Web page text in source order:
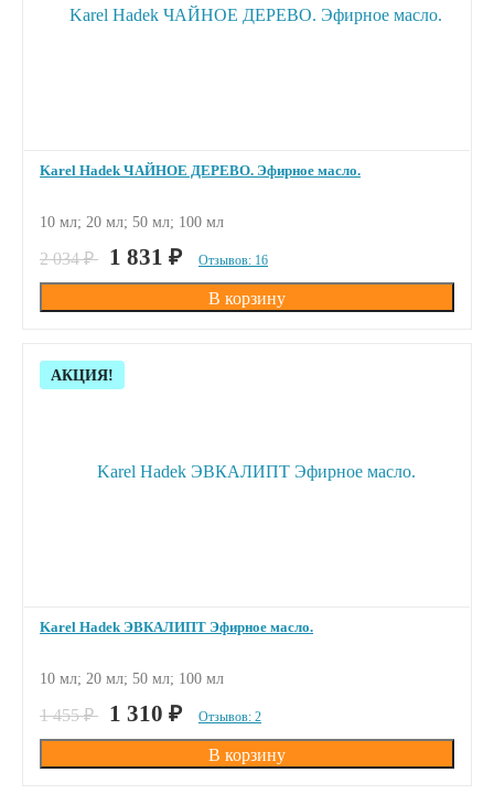
Karel Hadek ЧАЙНОЕ ДЕРЕВО. Эфирное масло.
ПОД ЗАКАЗ
10 мл; 20 мл; 50 мл; 100 мл
2 034₽ 1 831 ₽ Отзывов: 16
Скидка!
АКЦИЯ!
Karel Hadek ЭВКАЛИПТ Эфирное масло.
ПОД ЗАКАЗ
10 мл; 20 мл; 50 мл; 100 мл
1 455₽ 1 310 ₽ Отзывов: 2